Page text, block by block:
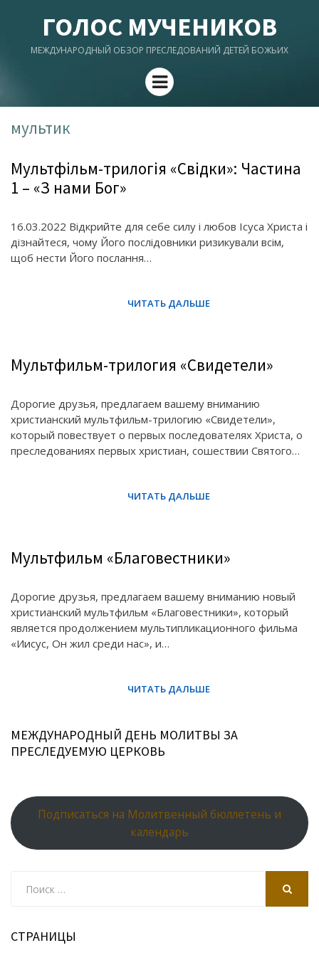
ГОЛОС МУЧЕНИКОВ
МЕЖДУНАРОДНЫЙ ОБЗОР ПРЕСЛЕДОВАНИЙ ДЕТЕЙ БОЖЬИХ
Menu
мультик
Мультфільм-трилогія «Свідки»: Частина
1 – «З нами Бог»
16.03.2022 Відкрийте для себе силу і любов Ісуса Христа і
дізнайтеся, чому Його послідовники ризикували всім,
щоб нести Його послання…
Мультфильм-трилогия «Свидетели»
Дорогие друзья, предлагаем вашему вниманию
христианский мультфильм-трилогию «Свидетели»,
который повествует о первых последователях Христа, о
преследованиях первых христиан, сошествии Святого…
Мультфильм «Благовестники»
Дорогие друзья, предлагаем вашему вниманию новый
христианский мультфильм «Благовестники», который
является продолжением мультипликационного фильма
«Иисус, Он жил среди нас», и…
МЕЖДУНАРОДНЫЙ ДЕНЬ МОЛИТВЫ ЗА
ПРЕСЛЕДУЕМУЮ ЦЕРКОВЬ
Подписаться на Молитвенный бюллетень и
календарь
СТРАНИЦЫ